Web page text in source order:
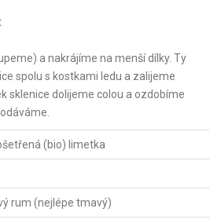
a nakrájíme na menší dílky. Ty
spolu s kostkami ledu a zalijeme
sklenice dolijeme colou a ozdobíme
(bio) limetka
rum (nejlépe tmavý)